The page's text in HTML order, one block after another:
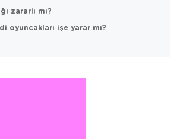
zararlı mı?
oyuncakları işe yarar mı?